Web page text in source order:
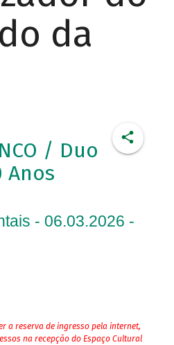
da
/ Duo
Anos
- 06.03.2026 -
a reserva de ingresso pela internet,
na recepção do Espaço Cultural